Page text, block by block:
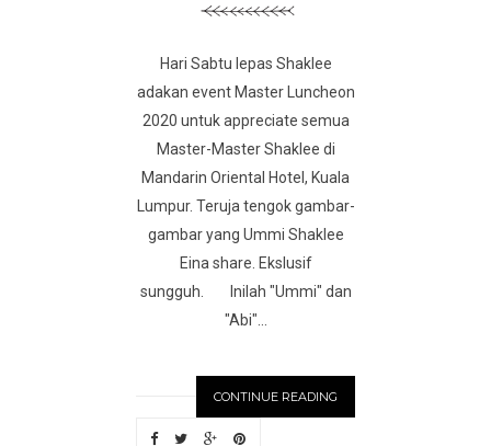
Hari Sabtu lepas Shaklee
adakan event Master Luncheon
2020 untuk appreciate semua
Master-Master Shaklee di
Mandarin Oriental Hotel, Kuala
Lumpur. Teruja tengok gambar-
gambar yang Ummi Shaklee
Eina share. Ekslusif
sungguh. Inilah "Ummi" dan
"Abi"...
CONTINUE READING